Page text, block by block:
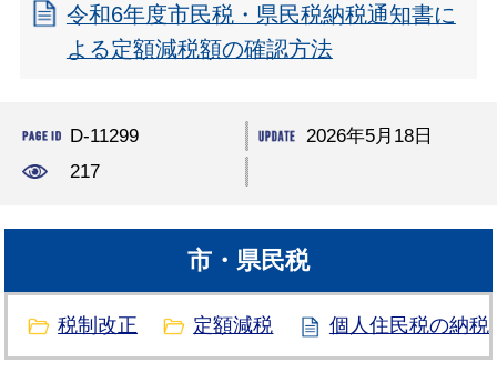
令和6年度市民税・県民税納税通知書に
よる定額減税額の確認方法
D-11299
2026年5月18日
217
市・県民税
税制改正 定額減税 個人住民税の納税